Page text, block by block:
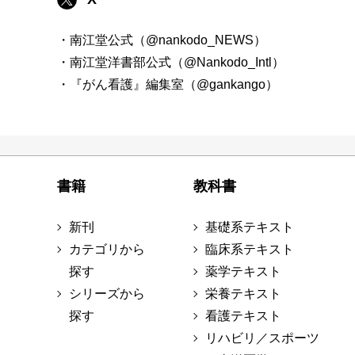
・南江堂公式（@nankodo_NEWS）
・南江堂洋書部公式（@Nankodo_Intl）
・『がん看護』編集室（@gankango）
書籍
新刊
カテゴリから
探す
シリーズから
探す
教科書
基礎系テキスト
臨床系テキスト
薬学テキスト
栄養テキスト
看護テキスト
リハビリ／スポーツ